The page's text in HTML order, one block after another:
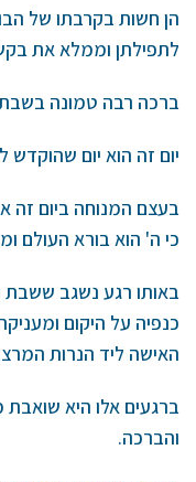
הן חשות בקרבתו של
לתפילתן וממלא את
ברכה רבה טמונה
יום זה הוא יום שהוקדש
בעצם המנוחה ביום זה
כי ה' הוא בורא העולם
באותו רגע נשגב ששבת
כנפיה על היקום
האישה ליד הנרות
ברגעים אלו היא שואבת
והברכה.